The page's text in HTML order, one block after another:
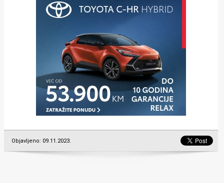
Objavljeno: 09.11.2023.